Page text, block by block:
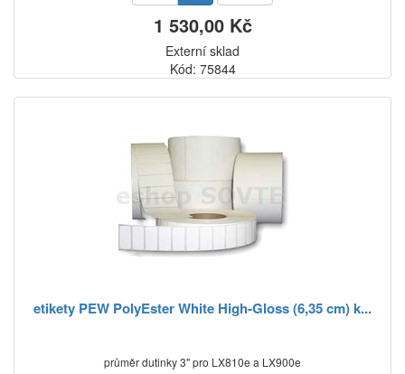
1 530,00 Kč
Externí sklad
Kód: 75844
etikety PEW PolyEster White High-Gloss (6,35 cm) k...
průměr dutinky 3" pro LX810e a LX900e